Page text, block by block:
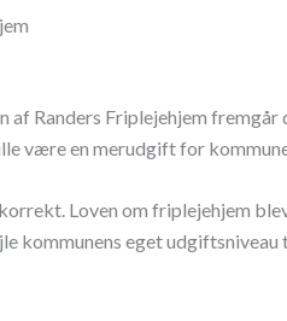
Randers Friplejehjem
være en merudgift for
Loven om friplejehjem
eget udgiftsniveau